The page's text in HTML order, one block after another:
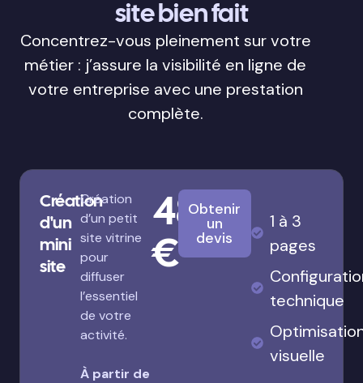
site bien fait
Concentrez-vous pleinement sur votre
métier : j’assure la visibilité en ligne de
votre entreprise avec une prestation
complète.
Création
d'un
mini
site
Création
d’un petit
site vitrine
pour
diffuser
l’essentiel
de votre
activité.
À partir de
480
€
Obtenir
un
devis
1 à 3
pages
technique
visuelle